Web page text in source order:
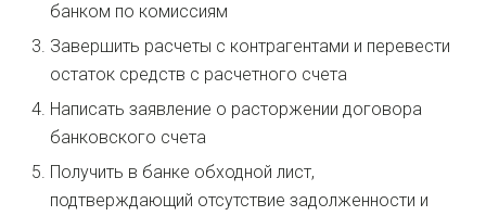
банком по комиссиям
Завершить расчеты с контрагентами и перевести
остаток средств с расчетного счета
Написать заявление о расторжении договора
банковского счета
Получить в банке обходной лист,
подтверждающий отсутствие задолженности и